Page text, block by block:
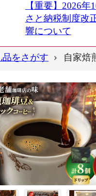
【重要】2026年
さと納税制度改
響について
品をさがす 自家焙